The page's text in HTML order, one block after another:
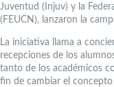
Juventud (Injuv) y la
(FEUCN), lanzaron la
La iniciativa llama a
recepciones de los
tanto de los académicos
fin de cambiar el concepto